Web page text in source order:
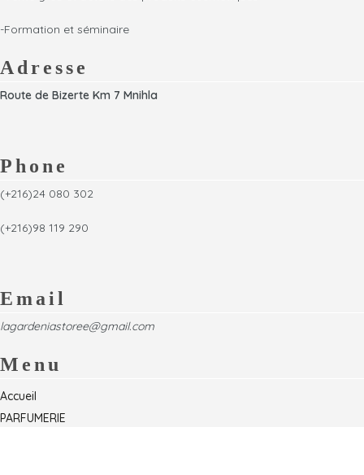
-Formation et séminaire
Adresse
Route de Bizerte Km 7 Mnihla
Phone
(+216)24 080 302
(+216)98 119 290
Email
lagardeniastoree@gmail.com
Menu
Accueil
PARFUMERIE